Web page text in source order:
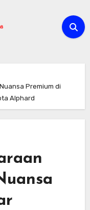
Premium di
Alphard